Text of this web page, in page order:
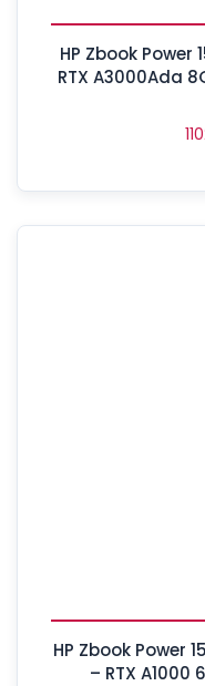
HP Zbook Power 15 G10 – i9-
RTX A3000Ada
HP Zbook Power 15 G10A – R7 –
– RTX A1000